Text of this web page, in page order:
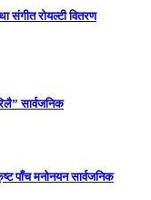
संगीत रोयल्टी वितरण
सार्वजनिक
पाँच मनोनयन सार्वजनिक